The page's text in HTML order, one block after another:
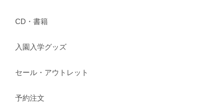
CD・書籍
入園入学グッズ
セール・アウトレット
予約注文